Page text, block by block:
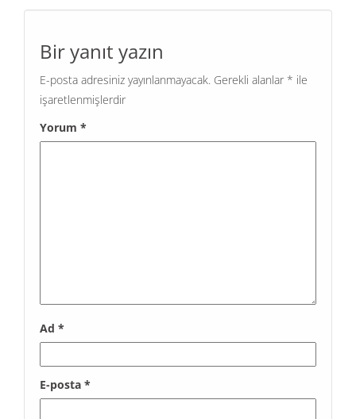
Bir yanıt yazın
E-posta adresiniz yayınlanmayacak. Gerekli alanlar * ile
işaretlenmişlerdir
Yorum *
Ad *
E-posta *